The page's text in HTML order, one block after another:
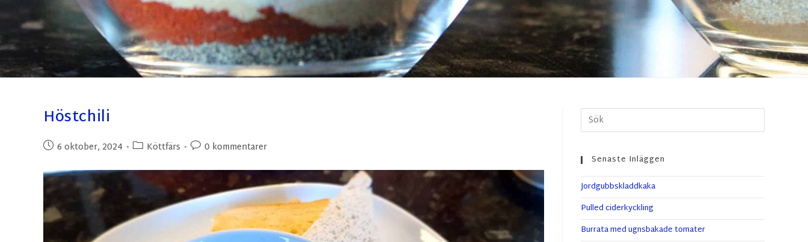
Höstchili
6 oktober, 2024 Köttfärs 0 kommentarer
Senaste Inläggen
Jordgubbskladdkaka
Pulled ciderkyckling
Burrata med ugnsbakade tomater